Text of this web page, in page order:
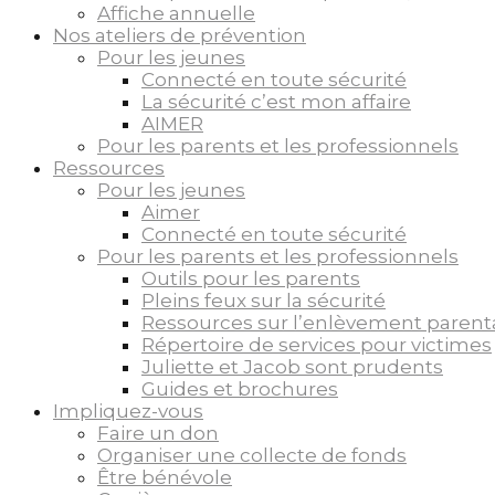
Affiche annuelle
Nos ateliers de prévention
Pour les jeunes
Connecté en toute sécurité
La sécurité c’est mon affaire
AIMER
Pour les parents et les professionnels
Ressources
Pour les jeunes
Aimer
Connecté en toute sécurité
Pour les parents et les professionnels
Outils pour les parents
Pleins feux sur la sécurité
Ressources sur l’enlèvement
Répertoire de services pour victimes
Juliette et Jacob sont prudents
Guides et brochures
Impliquez-vous
Faire un don
Organiser une collecte de fonds
Être bénévole